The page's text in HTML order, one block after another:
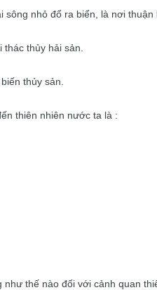
sông nhỏ đổ ra biển, là nơi thuận
thác thủy hải sản.
thủy sản.
thiên nhiên nước ta là :
thế nào đối với cảnh quan